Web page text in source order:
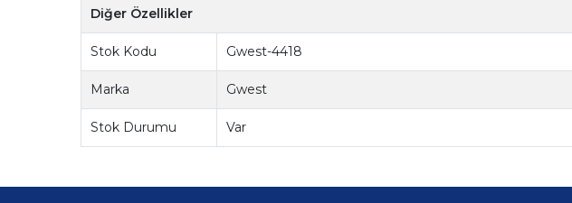
Diğer Özellikler
Stok Kodu Gwest-4418
Marka Gwest
Stok Durumu Var